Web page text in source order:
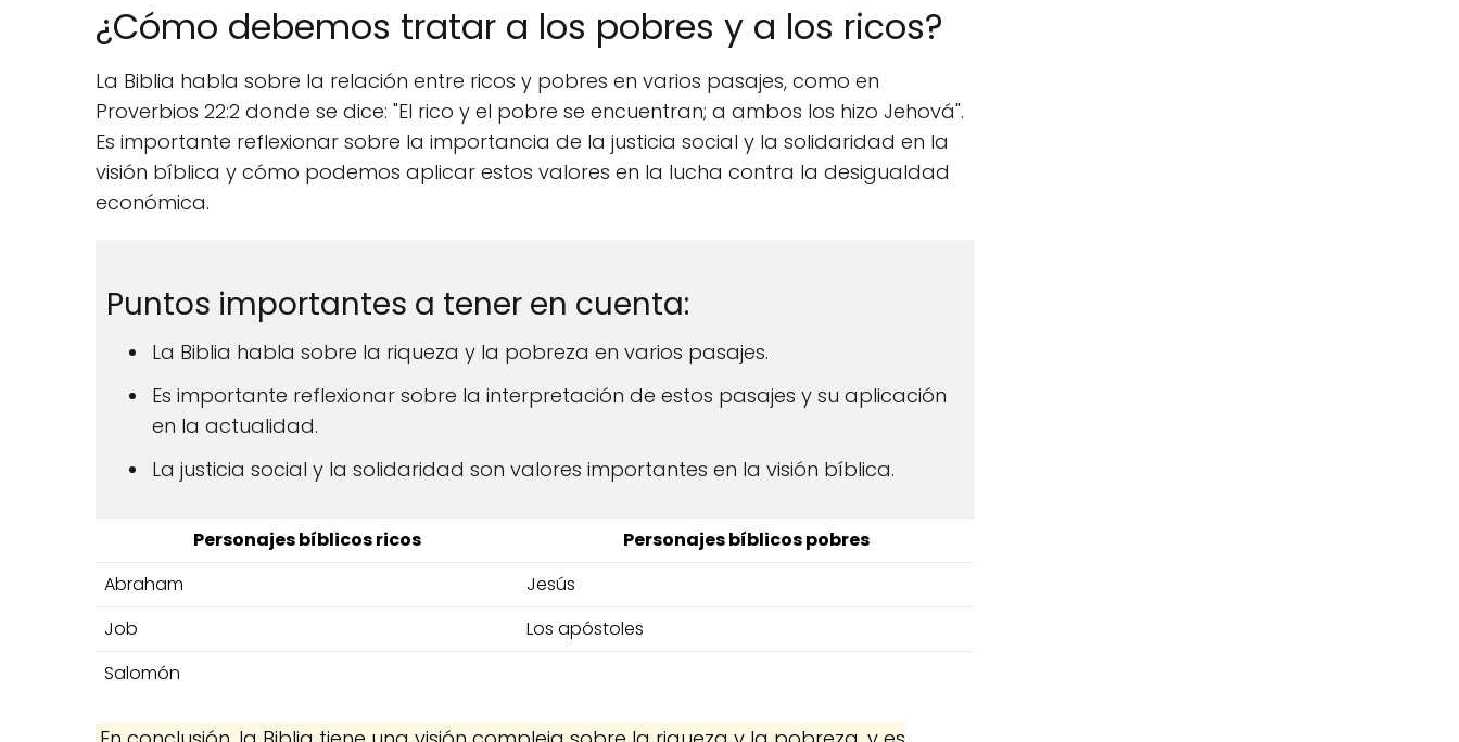
¿Cómo debemos tratar a los pobres y a los ricos?
La Biblia habla sobre la relación entre ricos y pobres en varios pasajes, como en
Proverbios 22:2 donde se dice: "El rico y el pobre se encuentran; a ambos los hizo Jehová".
Es importante reflexionar sobre la importancia de la justicia social y la solidaridad en la
visión bíblica y cómo podemos aplicar estos valores en la lucha contra la desigualdad
económica.
Puntos importantes a tener en cuenta:
La Biblia habla sobre la riqueza y la pobreza en varios pasajes.
Es importante reflexionar sobre la interpretación de estos pasajes y su aplicación
en la actualidad.
La justicia social y la solidaridad son valores importantes en la visión bíblica.
Personajes bíblicos ricos
Personajes bíblicos pobres
Abraham
Jesús
Job
Los apóstoles
Salomón